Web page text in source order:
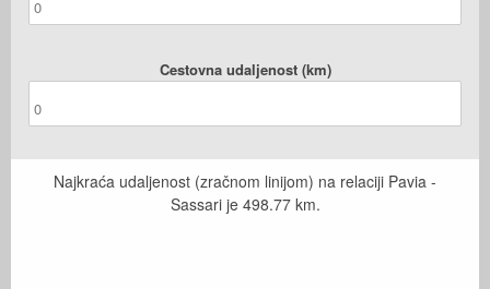
Cestovna udaljenost (km)
Najkraća udaljenost (zračnom linijom) na relaciji Pavia -
Sassari je 498.77km.